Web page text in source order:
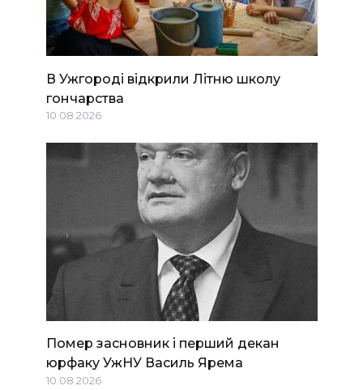
В Ужгороді відкрили Літню школу
гончарства
10.08.2026
Помер засновник і перший декан
юрфаку УжНУ Василь Ярема
10.08.2026